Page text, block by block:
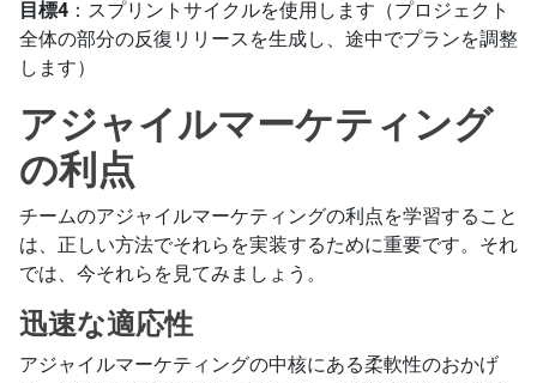
目標4 ：スプリントサイクルを使用します（プロジェクト
全体の部分の反復リリースを生成し、途中でプランを調整
します）
アジャイルマーケティング
の利点
チームのアジャイルマーケティングの利点を学習すること
は、正しい方法でそれらを実装するために重要です。それ
では、今それらを見てみましょう。
迅速な適応性
アジャイルマーケティングの中核にある柔軟性のおかげ